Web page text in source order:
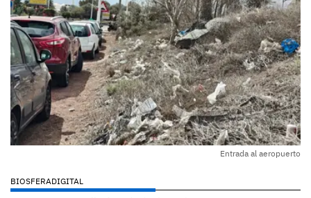
Entrada al aeropuerto
BIOSFERADIGITAL